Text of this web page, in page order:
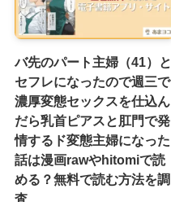
バ先のパート主婦（41）と
セフレになったので週三で
濃厚変態セックスを仕込ん
だら乳首ピアスと肛門で発
情するド変態主婦になった
話は漫画rawやhitomiで読
める？無料で読む方法を調
査